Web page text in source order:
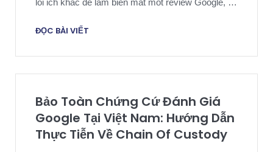
loi ich khac de lam bien mat mot review Google, va
co y nghia gi trong thuc te.
ĐỌC BÀI VIẾT
Bảo Toàn Chứng Cứ Đánh Giá
Google Tại Việt Nam: Hướng Dẫn
Thực Tiễn Về Chain Of Custody